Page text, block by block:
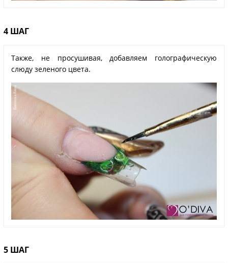
4 ШАГ
Также, не просушивая, добавляем голографическую
слюду зеленого цвета.
5 ШАГ